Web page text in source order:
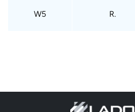
W5 R.